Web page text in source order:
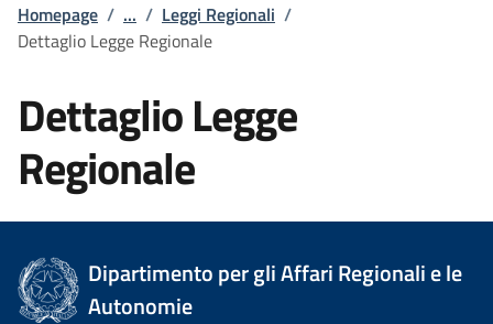
Homepage / ... / Leggi Regionali /
Dettaglio Legge Regionale
Dettaglio Legge
Regionale
Dipartimento per gli Affari Regionali e le
Autonomie